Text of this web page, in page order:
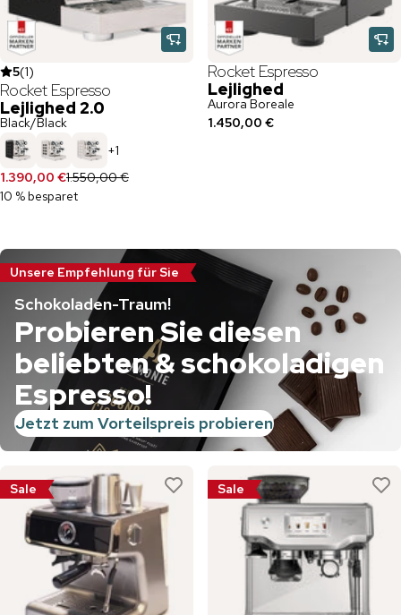
5(1)
Rocket Espresso
Lejlighed 2.0
Black/Black
+1
1.390,00 €1.550,00 €
10 % besparet
Rocket Espresso
Lejlighed
Aurora Boreale
1.450,00 €
Unsere Empfehlung für Sie
Schokoladen-Traum!
Probieren Sie diesen
beliebten & schokoladigen
Espresso!
Jetzt zum Vorteilspreis probieren
Sale Sale